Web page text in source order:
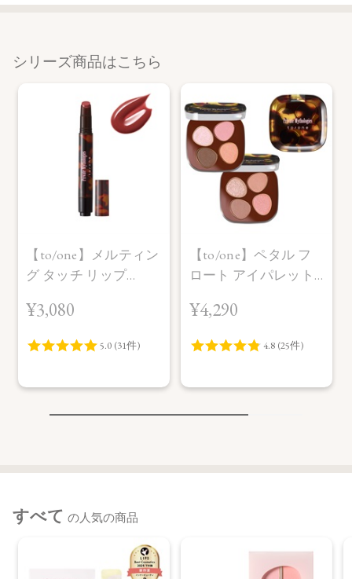
シリーズ商品はこちら
【to/one】メルティン
グ タッチ リップ
定品＞
¥3,080
【to/one】ペタル フ
ロート アイパレット
品＞
¥4,290
すべて の人気の商品